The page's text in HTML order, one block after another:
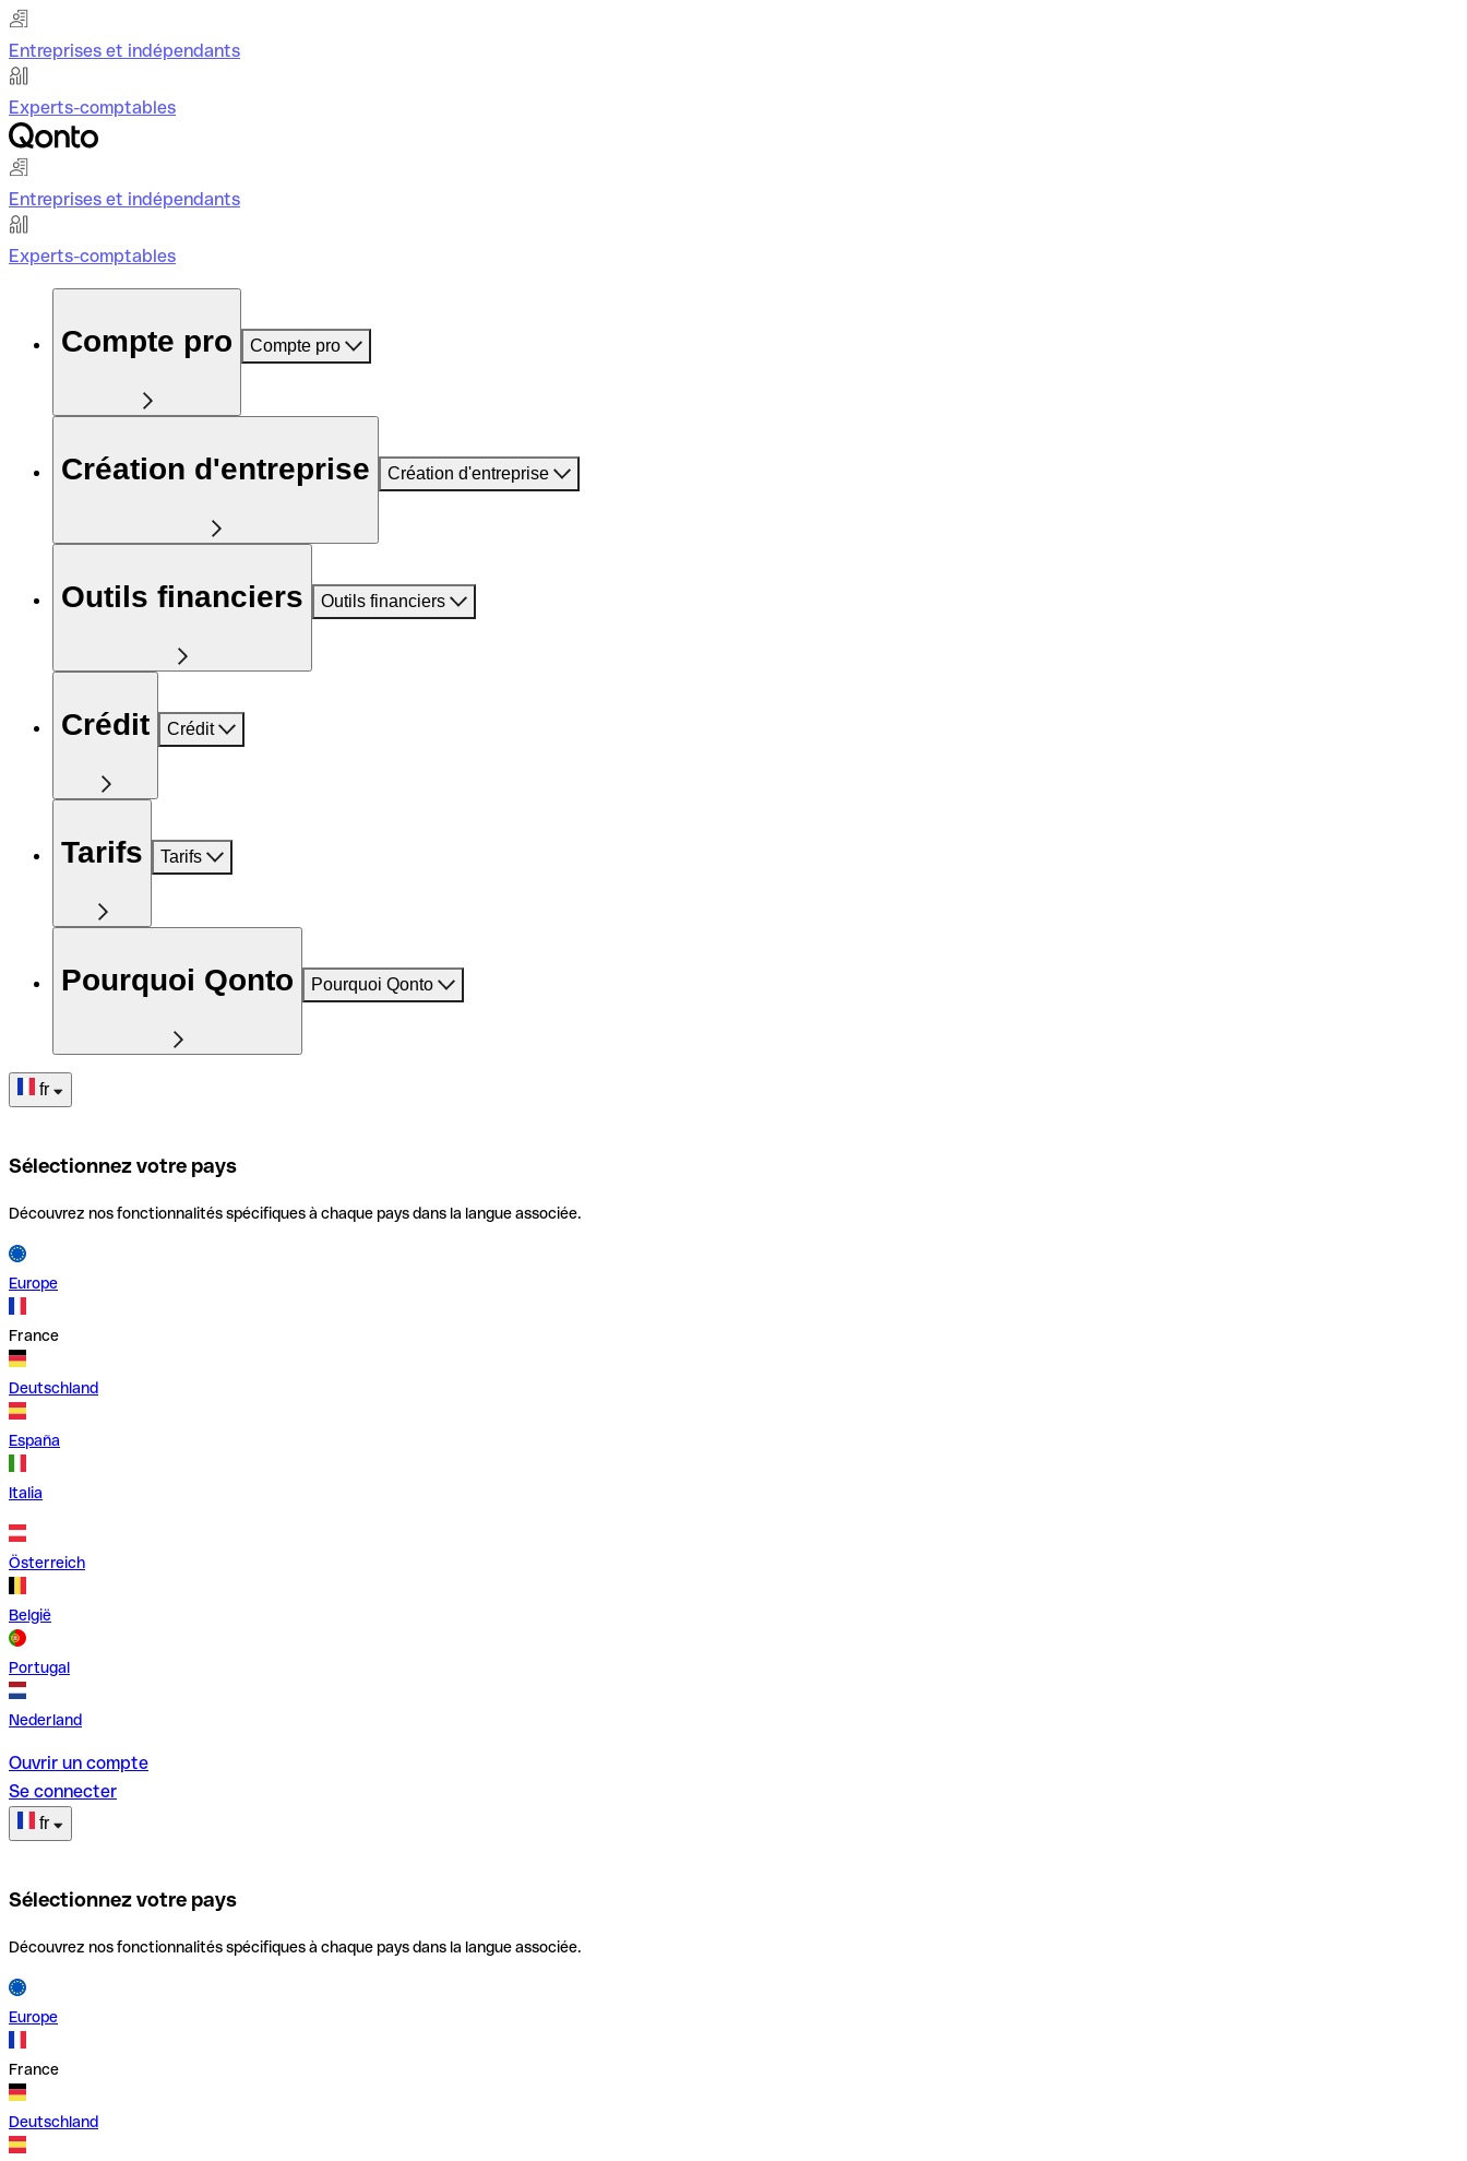
Entreprises et indépendants
Experts-comptables
Entreprises et indépendants
Experts-comptables
Compte pro Compte pro
Création d'entreprise Création d'entreprise
Outils financiers Outils financiers
Crédit Crédit
Tarifs Tarifs
Pourquoi Qonto Pourquoi Qonto
fr
Sélectionnez votre pays
Découvrez nos fonctionnalités spécifiques à chaque pays dans la langue associée.
Europe
France
Deutschland
España
Italia
Österreich
België
Portugal
Nederland
Ouvrir un compte
Se connecter
fr
Sélectionnez votre pays
Découvrez nos fonctionnalités spécifiques à chaque pays dans la langue associée.
Europe
France
Deutschland